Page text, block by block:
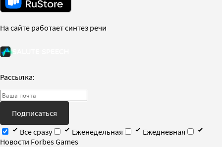
На сайте работает синтез речи
Рассылка:
Подписаться
Все сразу
Еженедельная
Ежедневная
Новости Forbes Games